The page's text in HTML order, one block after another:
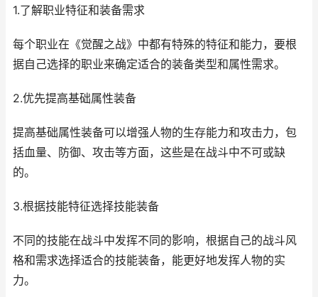
1.了解职业特征和装备需求
每个职业在《觉醒之战》中都有特殊的特征和能力，要根
据自己选择的职业来确定适合的装备类型和属性需求。
2.优先提高基础属性装备
提高基础属性装备可以增强人物的生存能力和攻击力，包
括血量、防御、攻击等方面，这些是在战斗中不可或缺
的。
3.根据技能特征选择技能装备
不同的技能在战斗中发挥不同的影响，根据自己的战斗风
格和需求选择适合的技能装备，能更好地发挥人物的实
力。